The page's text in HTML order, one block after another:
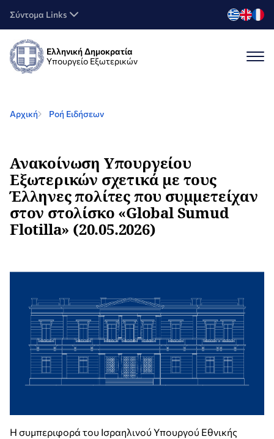
Σύντομα Links
Ελληνική Δημοκρατία
Υπουργείο Εξωτερικών
Αρχική Ροή Ειδήσεων
Ανακοίνωση Υπουργείου
Εξωτερικών σχετικά με τους
Έλληνες πολίτες που συμμετείχαν
στον στολίσκο «Global Sumud
Flotilla» (20.05.2026)
Η συμπεριφορά του Ισραηλινού Υπουργού Εθνικής